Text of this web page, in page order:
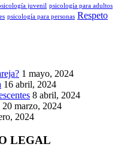
juvenil psicología para adultos
psicología para personas Respeto
1 mayo, 2024
16 abril, 2024
8 abril, 2024
20 marzo, 2024
2024
LEGAL